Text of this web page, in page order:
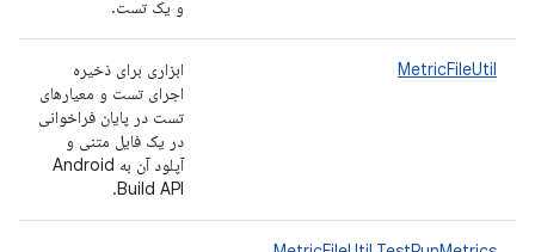
و یک تست.
MetricFileUtil
ابزاری برای ذخیره
اجرای تست و معیارهای
تست در پایان فراخوانی
در یک فایل متنی و
آپلود آن به Android
Build API.